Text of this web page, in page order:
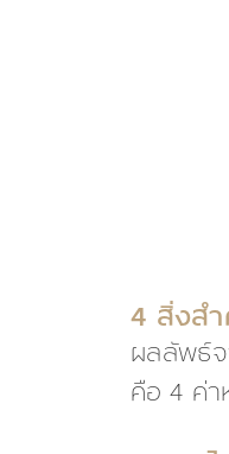
4 สิ่งส
ผลลัพธ์จ
คือ 4 ค่า